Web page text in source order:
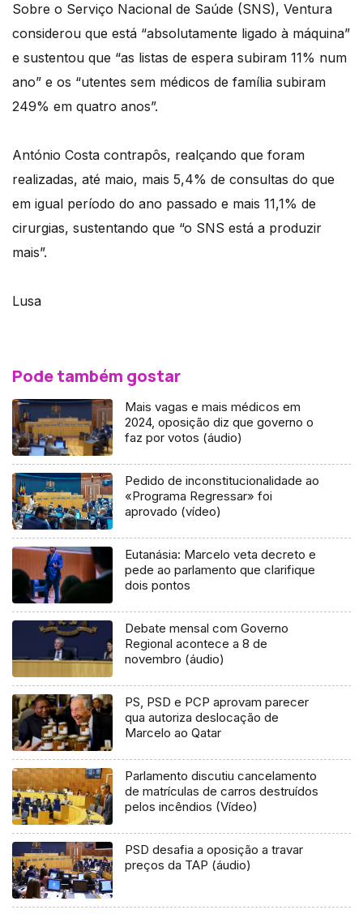
Sobre o Serviço Nacional de Saúde (SNS), Ventura
considerou que está “absolutamente ligado à máquina”
e sustentou que “as listas de espera subiram 11% num
ano” e os “utentes sem médicos de família subiram
249% em quatro anos”.
António Costa contrapôs, realçando que foram
realizadas, até maio, mais 5,4% de consultas do que
em igual período do ano passado e mais 11,1% de
cirurgias, sustentando que “o SNS está a produzir
mais”.
Lusa
Pode também gostar
Mais vagas e mais médicos em
2024, oposição diz que governo o
faz por votos (áudio)
Pedido de inconstitucionalidade ao
«Programa Regressar» foi
aprovado (vídeo)
Eutanásia: Marcelo veta decreto e
pede ao parlamento que clarifique
dois pontos
Debate mensal com Governo
Regional acontece a 8 de
novembro (áudio)
PS, PSD e PCP aprovam parecer
qua autoriza deslocação de
Marcelo ao Qatar
Parlamento discutiu cancelamento
de matrículas de carros destruídos
pelos incêndios (Vídeo)
PSD desafia a oposição a travar
preços da TAP (áudio)